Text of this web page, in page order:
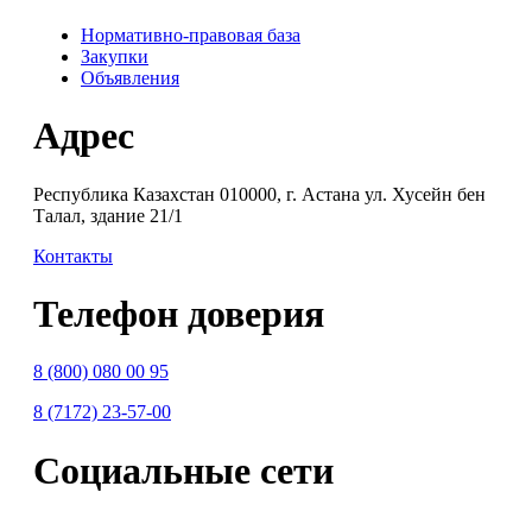
Нормативно-правовая база
Закупки
Объявления
Адрес
Республика Казахстан 010000, г. Астана ул. Хусейн бен
Талал, здание 21/1
Контакты
Телефон доверия
8 (800) 080 00 95
8 (7172) 23-57-00
Социальные сети